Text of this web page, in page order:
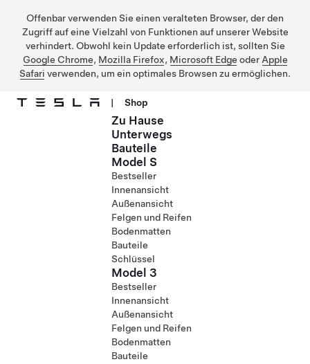
Offenbar verwenden Sie einen veralteten Browser, der den
Zugriff auf eine Vielzahl von Funktionen auf unserer Website
verhindert. Obwohl kein Update erforderlich ist, sollten Sie
Google Chrome, Mozilla Firefox, Microsoft Edge oder Apple
Safari verwenden, um ein optimales Browsen zu ermöglichen.
| Shop
Zu Hause
Unterwegs
Bauteile
Model S
Bestseller
Innenansicht
Außenansicht
Felgen und Reifen
Bodenmatten
Bauteile
Schlüssel
Model 3
Bestseller
Innenansicht
Außenansicht
Felgen und Reifen
Bodenmatten
Bauteile